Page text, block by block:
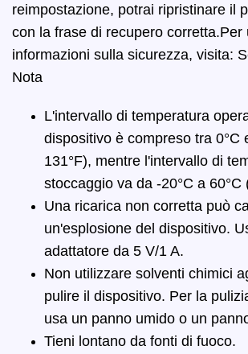
reimpostazione, potrai ripristinare il
con la frase di recupero corretta.Per
informazioni sulla sicurezza, visita:
Nota
L'intervallo di temperatura
dispositivo è compreso tra 0°C
131°F), mentre l'intervallo di
stoccaggio va da -20°C a 60°C
Una ricarica non corretta può
un'esplosione del dispositivo.
adattatore da 5 V/1 A.
Non utilizzare solventi chimici
pulire il dispositivo. Per la
usa un panno umido o un
Tieni lontano da fonti di fuoco.